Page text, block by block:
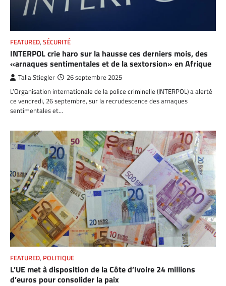
FEATURED, SÉCURITÉ
INTERPOL crie haro sur la hausse ces derniers mois, des
«arnaques sentimentales et de la sextorsion» en Afrique
Talia Stiegler 26 septembre 2025
L’Organisation internationale de la police criminelle (INTERPOL) a alerté
ce vendredi, 26 septembre, sur la recrudescence des arnaques
sentimentales et…
FEATURED, POLITIQUE
L’UE met à disposition de la Côte d’Ivoire 24 millions
d’euros pour consolider la paix